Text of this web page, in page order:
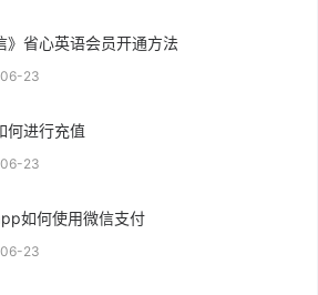
》省心英语会员开通方法
23
何进行充值
23
如何使用微信支付
23